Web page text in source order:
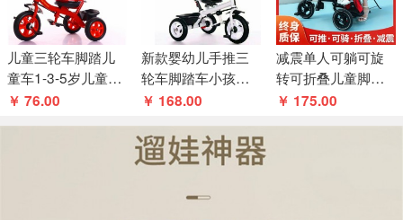
儿童三轮车脚踏儿
童车1-3-5岁儿童手
推三轮车,婴儿车伞
￥ 76.00
新款婴幼儿手推三
轮车脚踏车小孩滑
行车四合一三轮车
￥ 168.00
减震单人可躺可旋
转可折叠儿童脚踏
三轮车可旋转可折
￥ 175.00